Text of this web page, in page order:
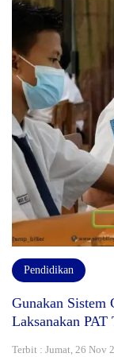
Pendidikan
Gunakan
Laksanakan PAT
Terbit : Jumat, 26 Nov